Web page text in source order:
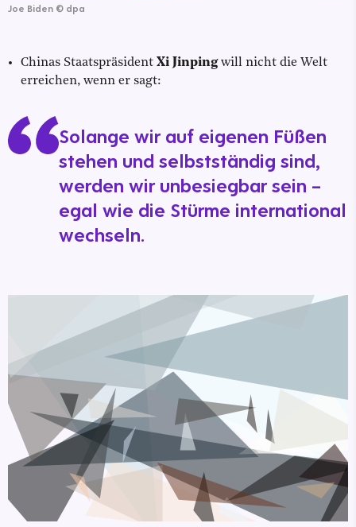
Joe Biden © dpa
Chinas Staatspräsident Xi Jinpingwill nicht die Welt
erreichen, wenn er sagt:
Solange wir auf eigenen Füßen
stehen und selbstständig sind,
werden wir unbesiegbar sein –
egal wie die Stürme international
wechseln.